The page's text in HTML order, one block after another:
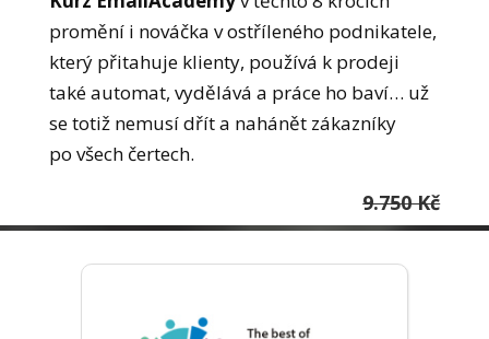
promění i nováčka v ostříleného podnikatele,
který přitahuje klienty, používá k prodeji
také automat, vydělává a práce ho baví… už
se totiž nemusí dřít a nahánět zákazníky
po všech čertech.
9.750 Kč